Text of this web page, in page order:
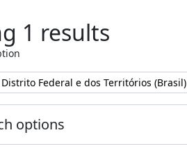
1 results
Federal e dos Territórios (Brasil)
options